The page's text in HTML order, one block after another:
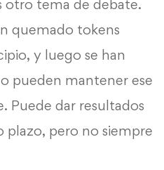
otro tema de debate.
quemado tokens
y luego se han
pueden mantener ese
Puede dar resultados
plazo, pero no siempre